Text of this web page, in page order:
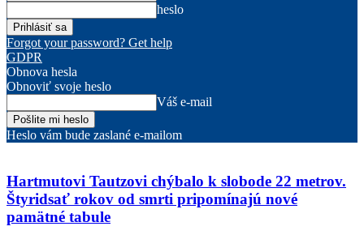
heslo
Forgot your password? Get help
GDPR
Obnova hesla
Obnoviť svoje heslo
Váš e-mail
Heslo vám bude zaslané e-mailom
Hartmutovi Tautzovi chýbalo k slobode 22 metrov.
Štyridsať rokov od smrti pripomínajú nové
pamätné tabule